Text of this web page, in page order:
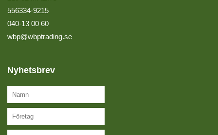
556334-9215
040-13 00 60
wbp@wbptrading.se
Nyhetsbrev